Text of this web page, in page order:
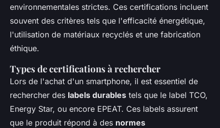
environnementales strictes. Ces certifications incluent
souvent des critères tels que l'efficacité énergétique,
l'utilisation de matériaux recyclés et une fabrication
éthique.
Types de certifications à rechercher
Lors de l'achat d'un smartphone, il est essentiel de
rechercher des labels durables tels que le label TCO,
Energy Star, ou encore EPEAT. Ces labels assurent
que le produit répond à des normes